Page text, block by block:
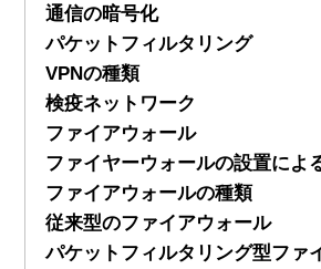
通信の暗号化
パケットフィルタリング
VPNの種類
検疫ネットワーク
ファイアウォール
ファイヤーウォールの設置によ
ファイアウォールの種類
従来型のファイアウォール
パケットフィルタリング型ファ